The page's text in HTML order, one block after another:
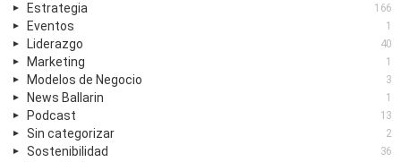
Estrategia 166
Eventos 1
Liderazgo 40
Marketing 1
Modelos de Negocio 3
News Ballarin 1
Podcast 13
Sin categorizar 2
Sostenibilidad 36